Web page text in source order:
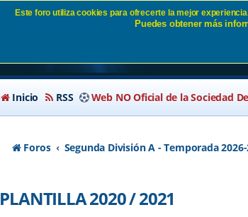
PLANTILLA 2020 /
Inicio RSS Web NO Oficial de la Sociedad
Foros Segunda División A - Temporada
PLANTILLA 2020 / 2021
Este foro utiliza cookies para ofrecerte la mejor
Puedes obtener más